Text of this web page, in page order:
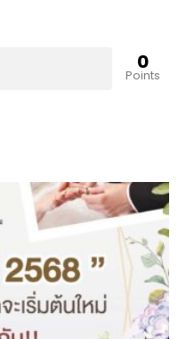
0
Points